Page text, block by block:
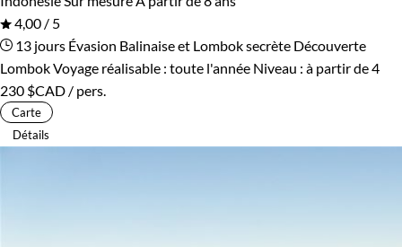
4,00 / 5
13 jours Évasion Balinaise et Lombok secrète Découverte
LombokVoyage réalisable : toute l'année Niveau : à partir de4
230 $CAD / pers.
Carte
Détails